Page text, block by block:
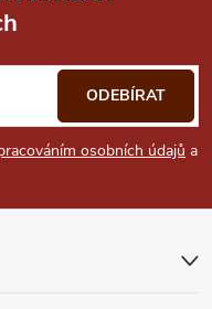
osobních údajů a
ODEBÍRAT